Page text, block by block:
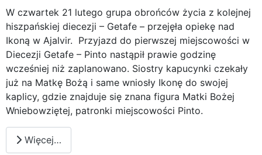
W czwartek 21 lutego grupa obrońców życia z kolejnej
hiszpańskiej diecezji – Getafe – przejęła opiekę nad
Ikoną w Ajalvir. Przyjazd do pierwszej miejscowości w
Diecezji Getafe – Pinto nastąpił prawie godzinę
wcześniej niż zaplanowano. Siostry kapucynki czekały
już na Matkę Bożą i same wniosły Ikonę do swojej
kaplicy, gdzie znajduje się znana figura Matki Bożej
Wniebowziętej, patronki miejscowości Pinto.
Więcej…